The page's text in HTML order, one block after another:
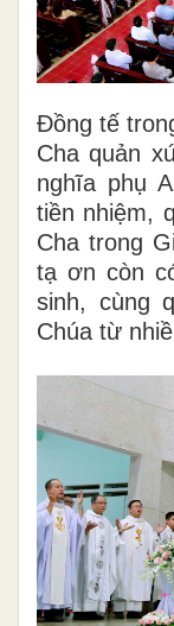
Đồng tế
Cha quản
nghĩa phụ
tiền nhiệm,
Cha trong
tạ ơn còn
sinh, cùng
Chúa từ